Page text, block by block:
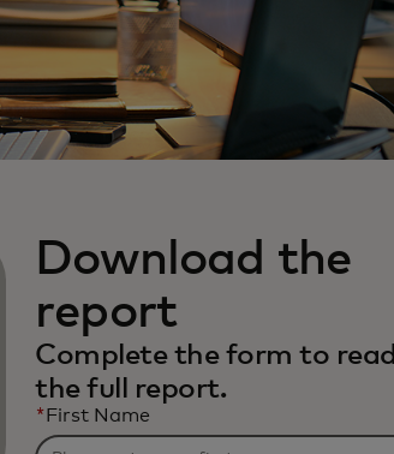
Download the
report
Complete the form to read
the full report.
*First Name